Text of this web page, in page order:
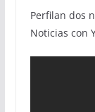
Perfilan dos
Noticias con